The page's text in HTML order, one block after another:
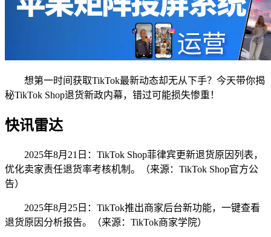
想第一时间获取TikTok最新动态却无从下手？今天带你揭
秘TikTok Shop退货新政内幕，错过可能损失惨重！
快讯雷达
2025年8月21日：TikTok Shop菲律宾更新退货原因列表，
优化卖家责任退货率考核机制。（来源：TikTok Shop官方公
告）
2025年8月25日：TikTok推出商家后台新功能，一键查看
退货原因分析报告。（来源：TikTok商家学院）